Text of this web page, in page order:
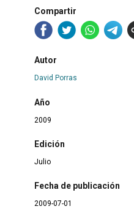
Compartir
Autor
David Porras
Año
2009
Edición
Julio
Fecha de publicación
2009-07-01